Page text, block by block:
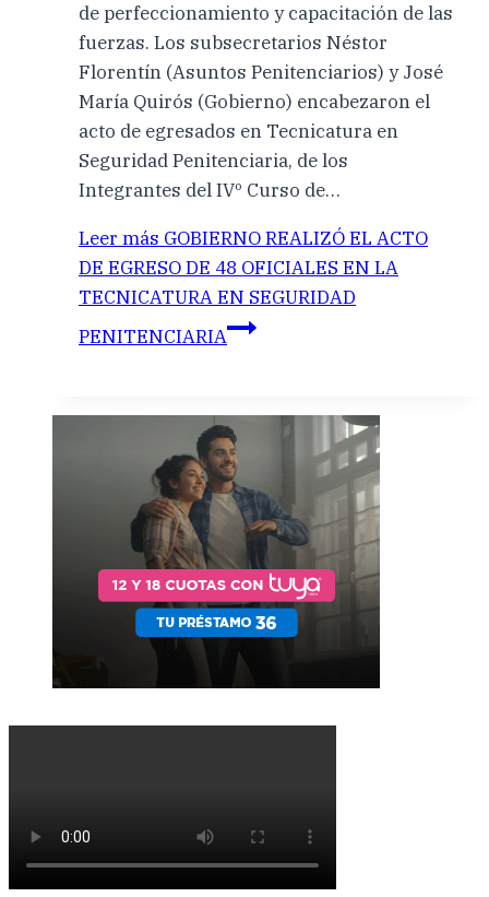
de perfeccionamiento y capacitación de las
fuerzas. Los subsecretarios Néstor
Florentín (Asuntos Penitenciarios) y José
María Quirós (Gobierno) encabezaron el
acto de egresados en Tecnicatura en
Seguridad Penitenciaria, de los
Integrantes del IVº Curso de…
Leer más GOBIERNO REALIZÓ EL ACTO
DE EGRESO DE 48 OFICIALES EN LA
TECNICATURA EN SEGURIDAD
PENITENCIARIA